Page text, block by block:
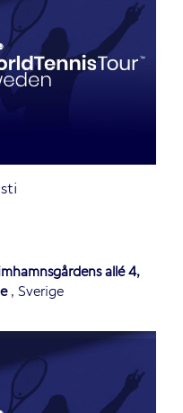
Navigation
allé 4,
, Sverige